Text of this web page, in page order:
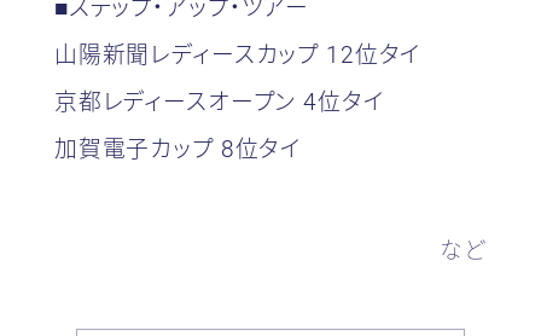
■ステップ・アップ・ツアー
山陽新聞レディースカップ 12位タイ
京都レディースオープン 4位タイ
加賀電子カップ 8位タイ
など